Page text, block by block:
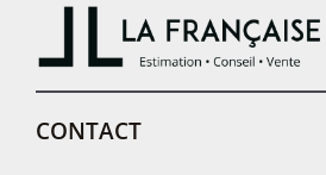
CONTACT